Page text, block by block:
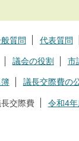
質問 代表質問
議会の役割 市
議長交際費の
交際費 令和4